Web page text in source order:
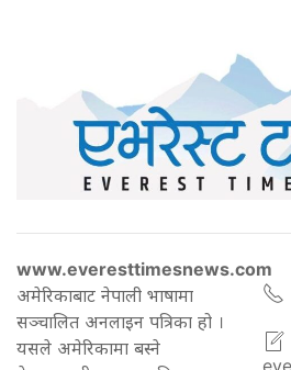
www.everesttimesnews.com
अमेरिकाबाट नेपाली भाषामा
सञ्चालित अनलाइन पत्रिका हो ।
यसले अमेरिकामा बस्ने